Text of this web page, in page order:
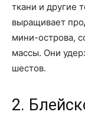
ткани и другие
выращивает
мини-острова,
массы. Они
шестов.
2.